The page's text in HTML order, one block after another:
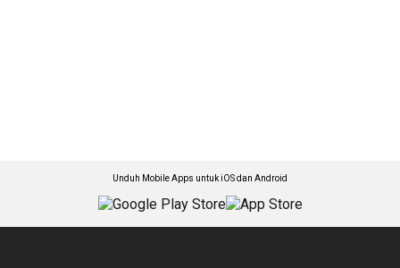
Unduh Mobile Apps untuk iOS dan Android